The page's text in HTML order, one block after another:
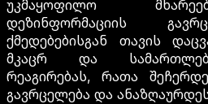
უკმაყოფილო
დეზინფორმაციის
ქმედებებისგან თავის
მკაცრ და
რეაგირებას, რათა
გავრცელება და